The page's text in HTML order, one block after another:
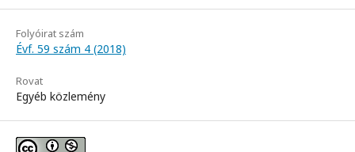
Folyóirat szám
Évf. 59 szám 4 (2018)
Rovat
Egyéb közlemény